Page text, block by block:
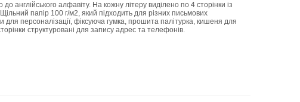
англійського алфавіту. На кожну літеру виділено по 4 сторінки із
папір 100 г/м2, який підходить для різних письмових
для персоналізації, фіксуюча гумка, прошита палітурка, кишеня для
структуровані для запису адрес та телефонів.